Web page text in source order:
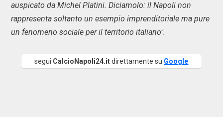
auspicato da Michel Platini. Diciamolo: il Napoli non
rappresenta soltanto un esempio imprenditoriale ma pure
un fenomeno sociale per il territorio italiano".
segui CalcioNapoli24.itdirettamente su Google